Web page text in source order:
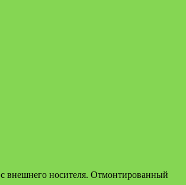
с внешнего носителя. Отмонтированный